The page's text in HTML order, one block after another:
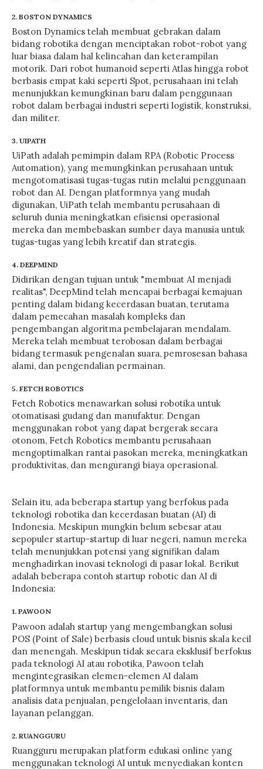
2. BOSTON DYNAMICS
Boston Dynamics telah membuat gebrakan dalam
bidang robotika dengan menciptakan robot-robot yang
luar biasa dalam hal kelincahan dan keterampilan
motorik. Dari robot humanoid seperti Atlas hingga robot
berbasis empat kaki seperti Spot, perusahaan ini telah
menunjukkan kemungkinan baru dalam penggunaan
robot dalam berbagai industri seperti logistik, konstruksi,
dan militer.
3. UIPATH
UiPath adalah pemimpin dalam RPA (Robotic Process
Automation), yang memungkinkan perusahaan untuk
mengotomatisasi tugas-tugas rutin melalui penggunaan
robot dan AI. Dengan platformnya yang mudah
digunakan, UiPath telah membantu perusahaan di
seluruh dunia meningkatkan efisiensi operasional
mereka dan membebaskan sumber daya manusia untuk
tugas-tugas yang lebih kreatif dan strategis.
4. DEEPMIND
Didirikan dengan tujuan untuk "membuat AI menjadi
realitas", DeepMind telah mencapai berbagai kemajuan
penting dalam bidang kecerdasan buatan, terutama
dalam pemecahan masalah kompleks dan
pengembangan algoritma pembelajaran mendalam.
Mereka telah membuat terobosan dalam berbagai
bidang termasuk pengenalan suara, pemrosesan bahasa
alami, dan pengendalian permainan.
5. FETCH ROBOTICS
Fetch Robotics menawarkan solusi robotika untuk
otomatisasi gudang dan manufaktur. Dengan
menggunakan robot yang dapat bergerak secara
otonom, Fetch Robotics membantu perusahaan
mengoptimalkan rantai pasokan mereka, meningkatkan
produktivitas, dan mengurangi biaya operasional.
Selain itu, ada beberapa startup yang berfokus pada
teknologi robotika dan kecerdasan buatan (AI) di
Indonesia. Meskipun mungkin belum sebesar atau
sepopuler startup-startup di luar negeri, namun mereka
telah menunjukkan potensi yang signifikan dalam
menghadirkan inovasi teknologi di pasar lokal. Berikut
adalah beberapa contoh startup robotic dan AI di
Indonesia:
1. PAWOON
Pawoon adalah startup yang mengembangkan solusi
POS (Point of Sale) berbasis cloud untuk bisnis skala kecil
dan menengah. Meskipun tidak secara eksklusif berfokus
pada teknologi AI atau robotika, Pawoon telah
mengintegrasikan elemen-elemen AI dalam
platformnya untuk membantu pemilik bisnis dalam
analisis data penjualan, pengelolaan inventaris, dan
layanan pelanggan.
2. RUANGGURU
Ruangguru merupakan platform edukasi online yang
menggunakan teknologi AI untuk menyediakan konten